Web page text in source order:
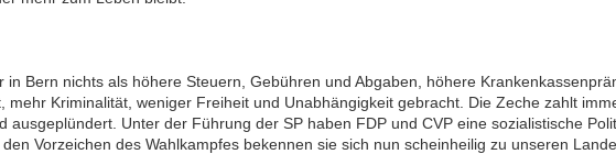
Bern nichts als höhere Steuern, Gebühren und Abgaben, höhere
mehr Kriminalität, weniger Freiheit und Unabhängigkeit gebracht. Die Zeche zahlt
Unter der Führung der SP haben FDP und CVP eine sozialistische
Vorzeichen des Wahlkampfes bekennen sie sich nun scheinheilig zu unseren